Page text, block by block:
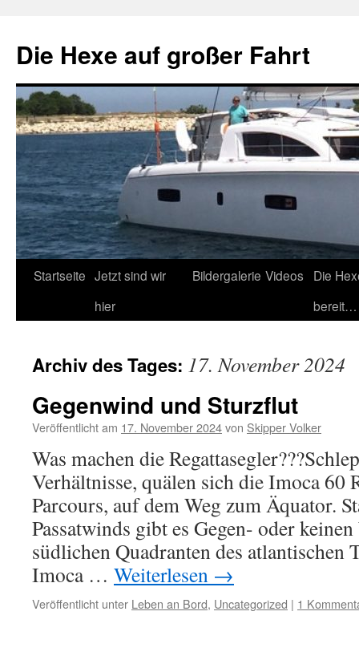
springen
Die Hexe auf großer Fahrt
Startseite Jetzt sind wir
hier
Bildergalerie Videos
Die
bereit…
Archiv des Tages: 17. November 2024
Gegenwind und Sturzflut
Veröffentlicht am 17. November 2024von Skipper Volker
Was machen die
Verhältnisse, quälen sich die Imoca 60
Parcours, auf dem Weg zum Äquator.
Passatwinds gibt es Gegen- oder
südlichen Quadranten des atlantischen
Imoca … Weiterlesen →
Veröffentlicht unter Leben an Bord, Uncategorized | 1